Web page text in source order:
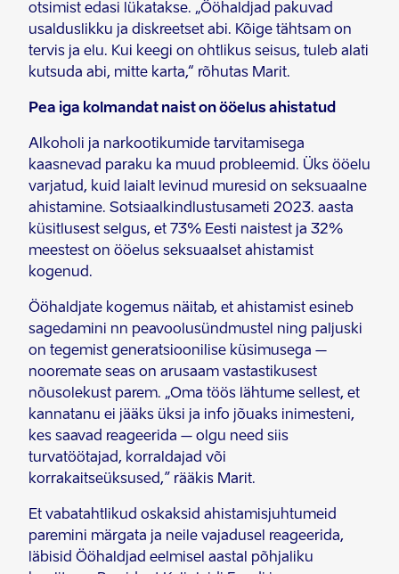
otsimist edasi lükatakse. „Ööhaldjad pakuvad
usalduslikku ja diskreetset abi. Kõige tähtsam on
tervis ja elu. Kui keegi on ohtlikus seisus, tuleb alati
kutsuda abi, mitte karta,“ rõhutas Marit.
Pea iga kolmandat naist on ööelus ahistatud
Alkoholi ja narkootikumide tarvitamisega
kaasnevad paraku ka muud probleemid. Üks ööelu
varjatud, kuid laialt levinud muresid on seksuaalne
ahistamine. Sotsiaalkindlustusameti 2023. aasta
küsitlusest selgus, et 73% Eesti naistest ja 32%
meestest on ööelus seksuaalset ahistamist
kogenud.
Ööhaldjate kogemus näitab, et ahistamist esineb
sagedamini nn peavoolusündmustel ning paljuski
on tegemist generatsioonilise küsimusega –
nooremate seas on arusaam vastastikusest
nõusolekust parem. „Oma töös lähtume sellest, et
kannatanu ei jääks üksi ja info jõuaks inimesteni,
kes saavad reageerida – olgu need siis
turvatöötajad, korraldajad või
korrakaitseüksused,” rääkis Marit.
Et vabatahtlikud oskaksid ahistamisjuhtumeid
paremini märgata ja neile vajadusel reageerida,
läbisid Ööhaldjad eelmisel aastal põhjaliku